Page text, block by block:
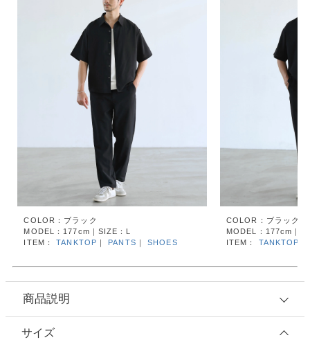
COLOR：ブラック
MODEL：177cm｜SIZE：L
ITEM：TANKTOP ｜ PANTS ｜SHOES
COLOR：ブラック
MODEL：177cm｜
ITEM： TANKTOP
商品説明
サイズ